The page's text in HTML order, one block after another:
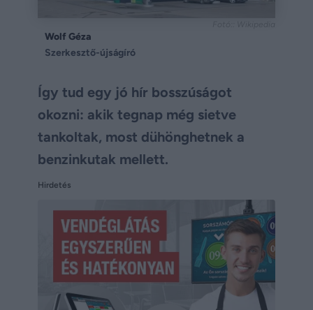
Wolf Géza
Szerkesztő-újságíró
Így tud egy jó hír bosszúságot
okozni: akik tegnap még sietve
tankoltak, most dühönghetnek a
benzinkutak mellett.
Hirdetés